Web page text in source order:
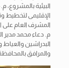
البيئية
الإقليمى لتخطيط
المشرف العام على
م. دعاء محمد مدير
البدراشين
والمرافق